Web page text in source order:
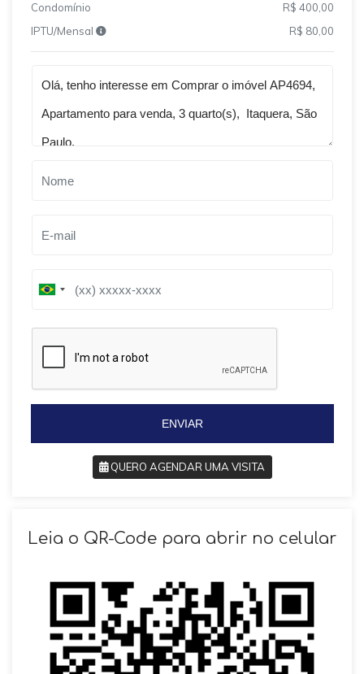
Condomínio
R$ 400,00
IPTU/Mensal
R$ 80,00
B
i
l
ENVIAR
QUERO AGENDAR UMA VISITA
Leia o QR-Code para abrir no celular